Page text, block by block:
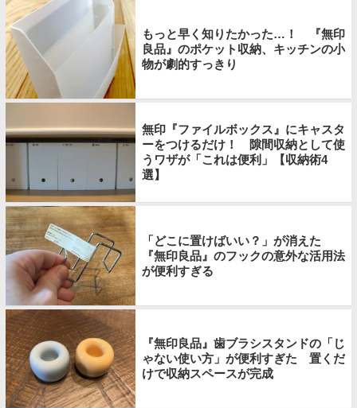
もっと早く知りたかった…！ 『無印
良品』のポケット収納、キッチンの小
物が劇的すっきり
無印『ファイルボックス』にキャスタ
ーをつけるだけ！ 隙間収納として使
うワザが「これは便利」【収納術4
選】
「どこに置けばいい？」が消えた
『無印良品』のフックの意外な活用法
が便利すぎる
『無印良品』歯ブラシスタンドの「じ
ゃない使い方」が便利すぎた 置くだ
けで収納スペースが完成